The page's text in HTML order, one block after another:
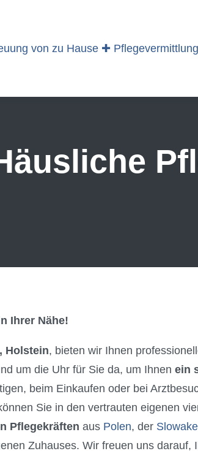
Ihrer Nähe!
Holstein, bieten wir Ihnen
um die Uhr für Sie da, um Ihnen ein
beim Einkaufen oder bei
Sie in den vertrauten eigenen
Pflegekräften aus Polen, der
Zuhauses. Wir freuen uns